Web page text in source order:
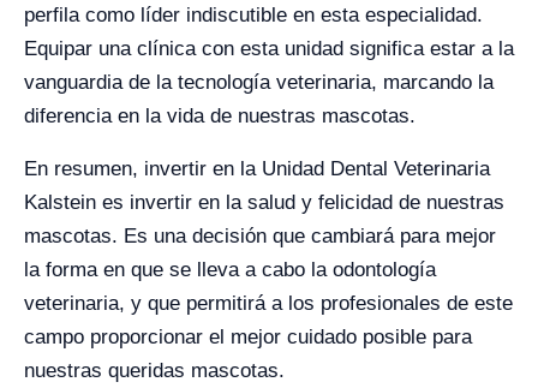
perfila como líder indiscutible en esta especialidad.
Equipar una clínica con esta unidad significa estar a la
vanguardia de la tecnología veterinaria, marcando la
diferencia en la vida de nuestras mascotas.
En resumen, invertir en la Unidad Dental Veterinaria
Kalstein es invertir en la salud y felicidad de nuestras
mascotas. Es una decisión que cambiará para mejor
la forma en que se lleva a cabo la odontología
veterinaria, y que permitirá a los profesionales de este
campo proporcionar el mejor cuidado posible para
nuestras queridas mascotas.